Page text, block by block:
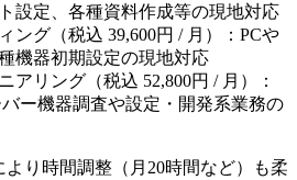
設定、各種資料作成等の現地対応
ング（税込 39,600円 / 月）：PCや
機器初期設定の現地対応
アリング（税込 52,800円 / 月）：
ー機器調査や設定・開発系業務の
り時間調整（月20時間など）も柔